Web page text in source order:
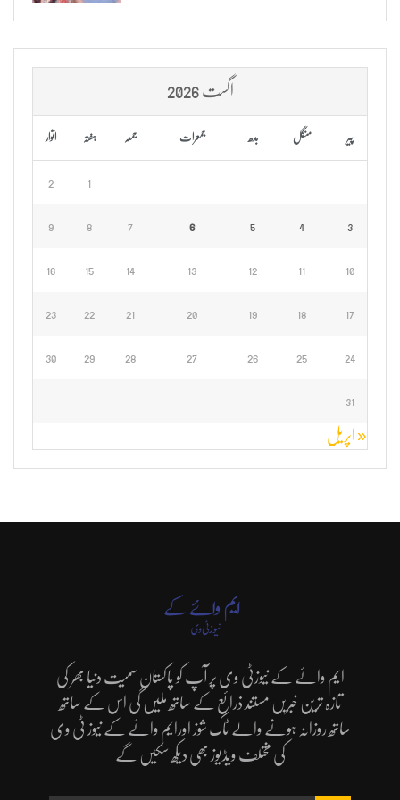
اگست 2026
پیر منگل بدھ جمعرات جمعہ ہفتہ اتوار
1
2
3
4
5
6
7
8
9
10
11
12
13
14
15
16
17
18
19
20
21
22
23
24
25
26
27
28
29
30
31
« اپریل
ایم وائے کے نیوزٹی وی پر آپ کو پاکستان سمیت دنیا بھر کی
تازہ ترین خبریں مستند ذرائع کے ساتھ ملیں گی اس کے ساتھ
ساتھ روزانہ ہونے والے ٹاک شوز اورایم وائے کے نیوز ٹی وی
کی مختلف ویڈیوز بھی دیکھ سکیں گے